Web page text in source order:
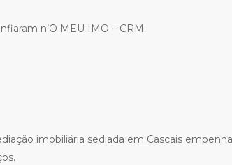
n’O MEU IMO – CRM.
imobiliária sediada em Cascais